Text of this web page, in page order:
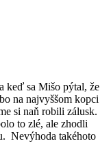
keď sa Mišo pýtal, že
na najvyššom kopci
si naň robili zálusk.
to zlé, ale zhodli
Nevýhoda takéhoto